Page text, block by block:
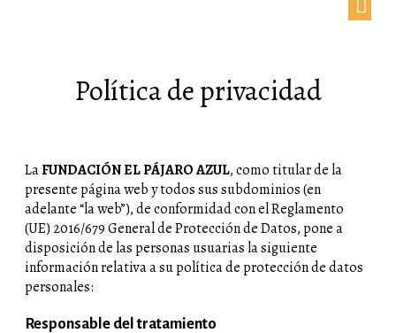
Política de privacidad
LaFUNDACIÓN EL PÁJARO AZUL, como titular de la
presente página web y todos sus subdominios (en
adelante “la web”), de conformidad con el Reglamento
(UE) 2016/679 General de Protección de Datos, pone a
disposición de las personas usuarias la siguiente
información relativa a su política de protección de datos
personales:
Responsable del tratamiento